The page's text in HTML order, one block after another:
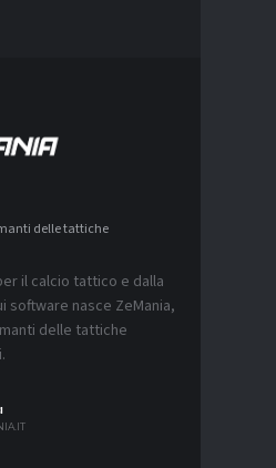
delle tattiche
il calcio tattico e dalla
software nasce ZeMania,
delle tattiche